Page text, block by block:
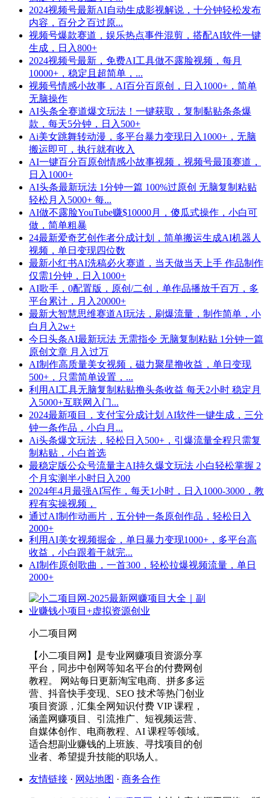
2024视频号最新AI自动生成影视解说，十分钟轻松发布
内容，百分之百过原...
视频号爆款赛道，娱乐热点事件混剪，搭配AI软件一键
生成，日入800+
2024视频号最新，免费AI工具做不露脸视频，每月
10000+，稳定且超简单，...
视频号情感小故事，AI百分百原创，日入1000+，简单
无脑操作
AI头条全赛道爆文玩法！一键获取，复制黏贴条条爆
款，每天5分钟，日入500+
Ai美女跳舞转动漫，多平台暴力变现日入1000+，无脑
搬运即可，执行就有收入
AI一键百分百原创情感小故事视频，视频号最顶赛道，
日入1000+
AI头条最新玩法 1分钟一篇 100%过原创 无脑复制粘贴
轻松月入5000+ 每...
AI做不露脸YouTube赚$10000月，傻瓜式操作，小白可
做，简单粗暴
24最新爱奇艺创作者分成计划，简单搬运生成AI机器人
视频，单日变现四位数
最新小红书AI洗稿必火赛道，当天做当天上手 作品制作
仅需1分钟，日入1000+
AI歌手，0配置版，原创/二创，单作品播放千百万，多
平台累计，月入20000+
最新大智慧思维赛道AI玩法，刷爆流量，制作简单，小
白月入2w+
今日头条AI最新玩法 无需指令 无脑复制粘贴 1分钟一篇
原创文章 月入过万
AI制作高质量美女视频，磁力聚星撸收益，单日变现
500+，只需简单设置，...
利用AI工具无脑复制粘贴撸头条收益 每天2小时 稳定月
入5000+互联网入门...
2024最新项目，支付宝分成计划 AI软件一键生成，三分
钟一条作品，小白月...
Ai头条爆文玩法，轻松日入500+，引爆流量全程只需复
制粘贴，小白首选
最稳定版公众号流量主AI持久爆文玩法 小白轻松掌握 2
个月实测半小时日入200
2024年4月最强AI写作，每天1小时，日入1000-3000，教
程有实操视频，
通过AI制作动画片，五分钟一条原创作品，轻松日入
2000+
利用AI美女视频掘金，单日暴力变现1000+，多平台高
收益，小白跟着干就完...
AI制作原创歌曲，一首300，轻松拉爆视频流量，单日
2000+
小二项目网
【小二项目网】是专业网赚项目资源分享
平台，同步中创网等知名平台的付费网创
教程。 网站每日更新淘宝电商、拼多多运
营、抖音快手变现、SEO 技术等热门创业
项目资源，汇集全网知识付费 VIP 课程，
涵盖网赚项目、引流推广、短视频运营、
自媒体创作、电商教程、AI 课程等领域。
适合想副业赚钱的上班族、寻找项目的创
业者、希望提升技能的职场人。
友情链接 · 网站地图 · 商务合作